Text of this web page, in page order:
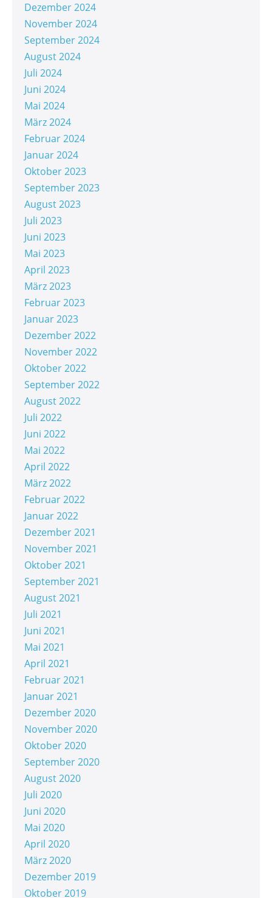
Dezember 2024
November 2024
September 2024
August 2024
Juli 2024
Juni 2024
Mai 2024
März 2024
Februar 2024
Januar 2024
Oktober 2023
September 2023
August 2023
Juli 2023
Juni 2023
Mai 2023
April 2023
März 2023
Februar 2023
Januar 2023
Dezember 2022
November 2022
Oktober 2022
September 2022
August 2022
Juli 2022
Juni 2022
Mai 2022
April 2022
März 2022
Februar 2022
Januar 2022
Dezember 2021
November 2021
Oktober 2021
September 2021
August 2021
Juli 2021
Juni 2021
Mai 2021
April 2021
Februar 2021
Januar 2021
Dezember 2020
November 2020
Oktober 2020
September 2020
August 2020
Juli 2020
Juni 2020
Mai 2020
April 2020
März 2020
Dezember 2019
Oktober 2019